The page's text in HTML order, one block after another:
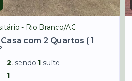
- Rio Branco/AC
com 2 Quartos ( 1
2, sendo 1 suíte
1